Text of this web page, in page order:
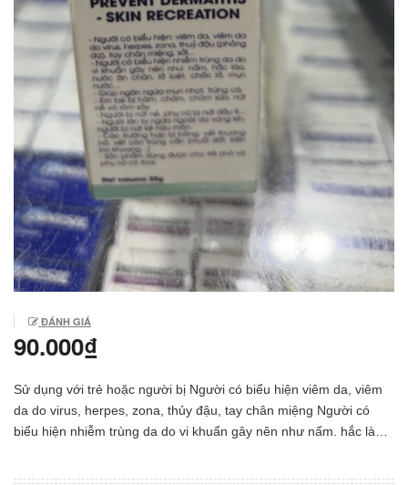
ĐÁNH GIÁ
90.000₫
Sử dụng với trẻ hoặc người bị Người có biểu hiện viêm da, viêm
da do virus, herpes, zona, thủy đậu, tay chân miệng Người có
biểu hiện nhiễm trùng da do vi khuẩn gây nên như nấm. hắc lào,